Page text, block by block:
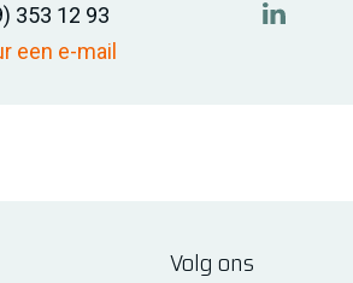
353 12 93
een e-mail
https://
Volg ons